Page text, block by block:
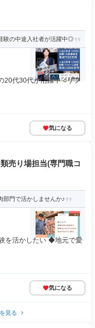
験の中途入社者が活躍中◎
20代30代が活躍中 ○リフ
気になる
売り場担当(専門職コ
部門で活かしませんか♪
を活かしたい ◆地元で愛
気になる
見る